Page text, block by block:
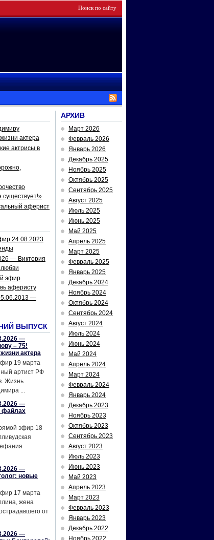
актера
актрисы в
существует!»
аферист
24.08.2023
— Виктория
эфир
аферисту
—
ВЫПУСК
—
– 75!
актера
19 марта
артист РФ
Жизнь
...
—
файлах
эфир 18
—
новые
17 марта
жена
от
—
АРХИВ
Март 2026
Февраль 2026
Январь 2026
Декабрь 2025
Ноябрь 2025
Октябрь 2025
Сентябрь 2025
Август 2025
Июль 2025
Июнь 2025
Май 2025
Апрель 2025
Март 2025
Февраль 2025
Январь 2025
Декабрь 2024
Ноябрь 2024
Октябрь 2024
Сентябрь 2024
Август 2024
Июль 2024
Июнь 2024
Май 2024
Апрель 2024
Март 2024
Февраль 2024
Январь 2024
Декабрь 2023
Ноябрь 2023
Октябрь 2023
Сентябрь 2023
Август 2023
Июль 2023
Июнь 2023
Май 2023
Апрель 2023
Март 2023
Февраль 2023
Январь 2023
Декабрь 2022
Ноябрь 2022